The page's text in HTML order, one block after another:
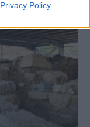
Privacy Policy